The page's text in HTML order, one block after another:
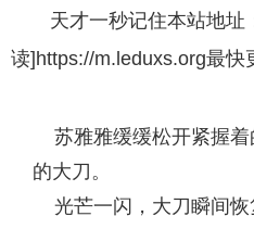
天才一秒记住本站地址
读]https://m.leduxs.org最快
苏雅雅缓缓松开紧握着
的大刀。
光芒一闪，大刀瞬间恢